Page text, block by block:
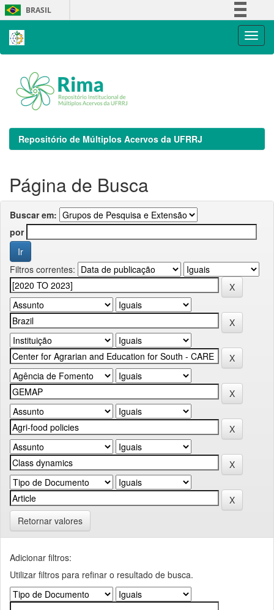
Skip
navigation
BRASIL
Repositório de Múltiplos Acervos da UFRRJ
Página de Busca
Buscar em:
por
Filtros correntes:
Retornar valores
Adicionar filtros:
Utilizar filtros para refinar o resultado de busca.